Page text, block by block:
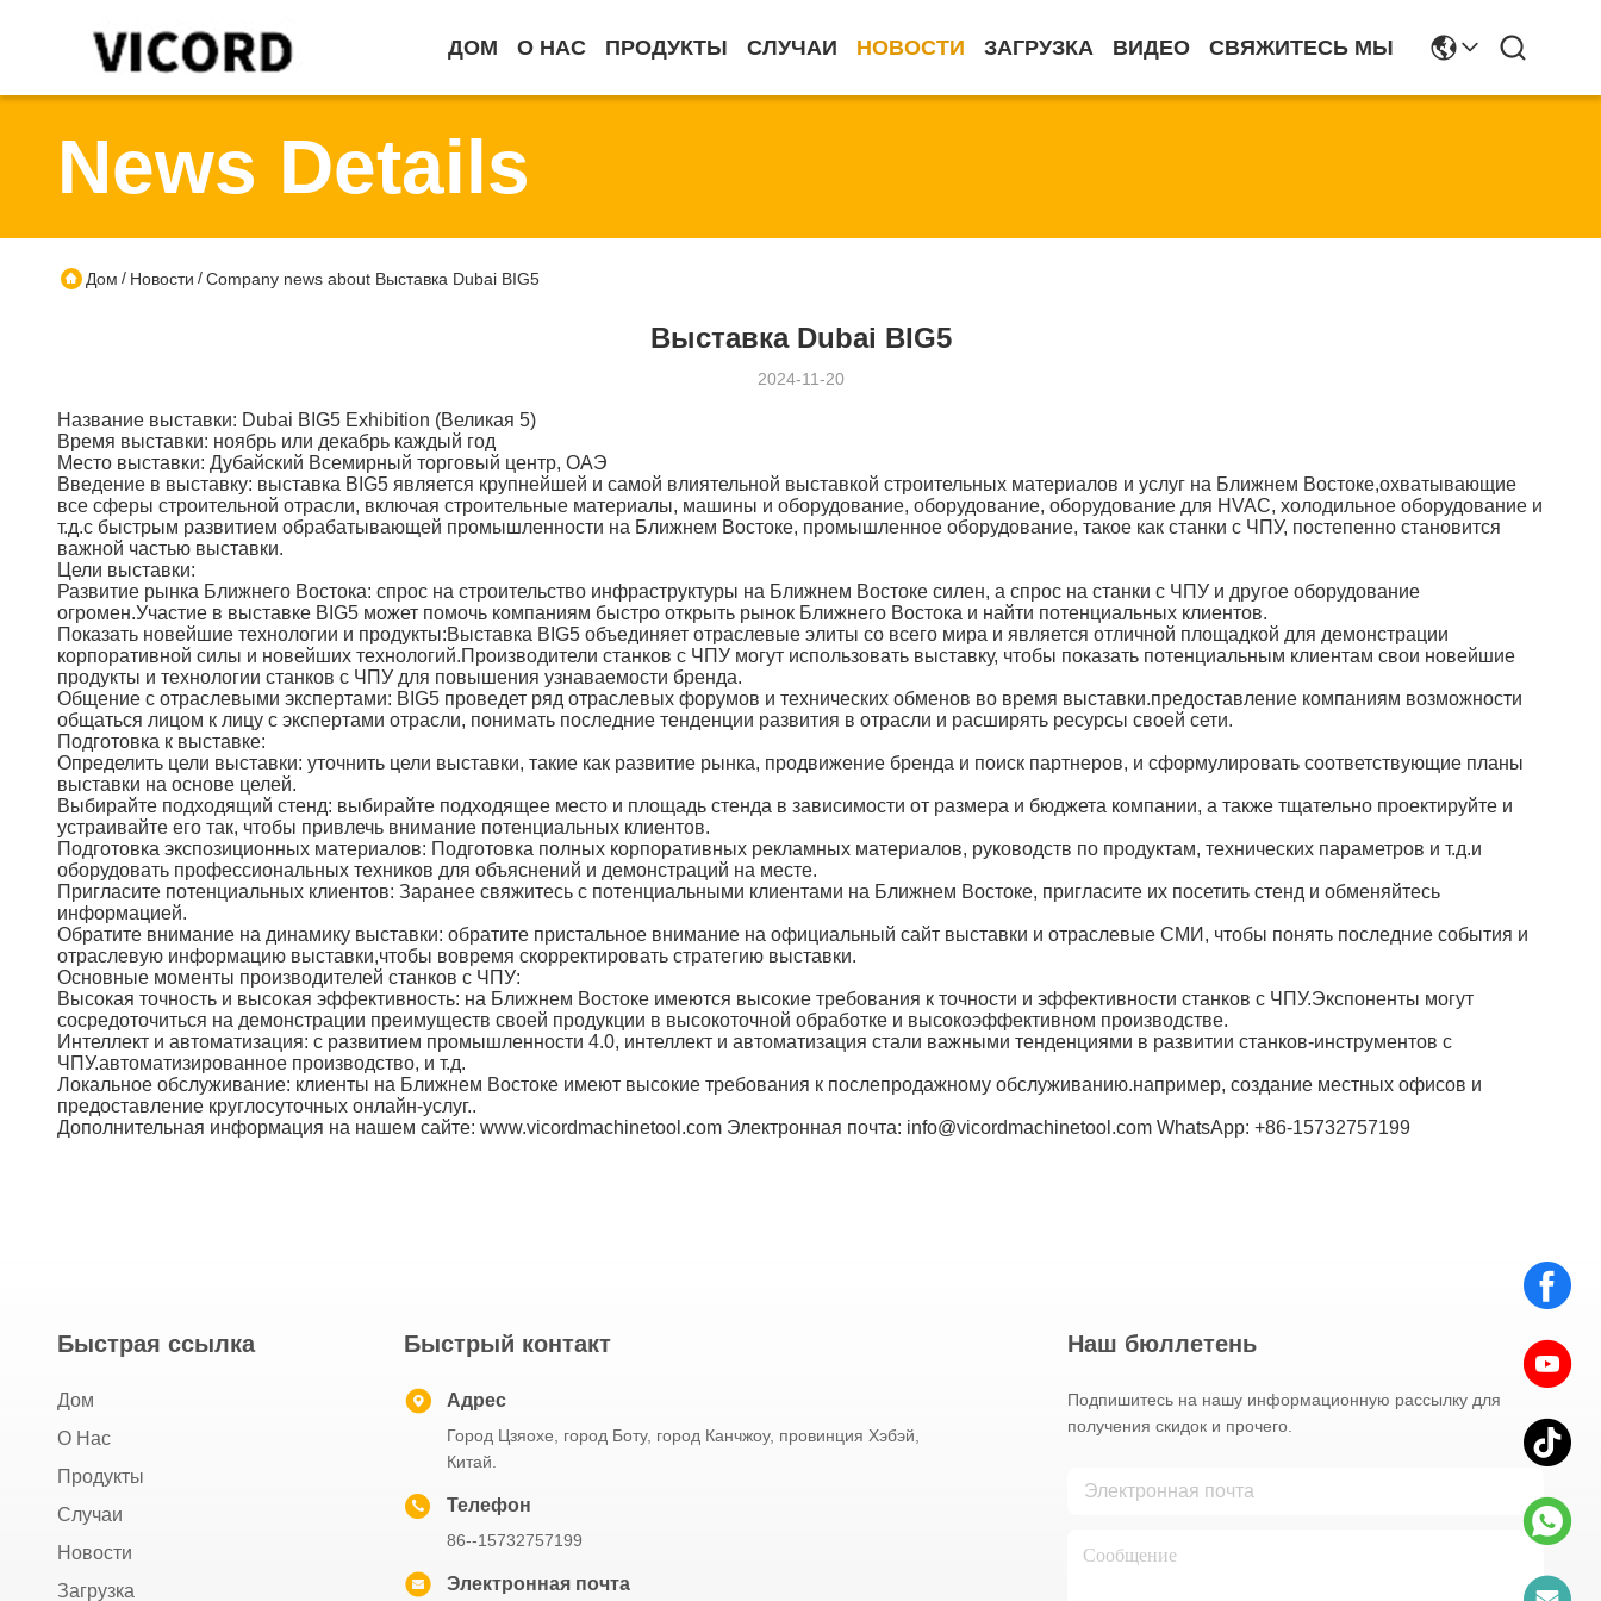
ДОМ О НАС ПРОДУКТЫ СЛУЧАИ НОВОСТИ ЗАГРУЗКА ВИДЕО СВЯЖИТЕСЬ МЫ
News Details
Дом / Новости /Company news about Выставка Dubai BIG5
Выставка Dubai BIG5
2024-11-20
Название выставки: Dubai BIG5 Exhibition (Великая 5)
Время выставки: ноябрь или декабрь каждый год
Место выставки: Дубайский Всемирный торговый центр, ОАЭ
Введение в выставку: выставка BIG5 является крупнейшей и самой влиятельной выставкой строительных материалов и услуг на Ближнем Востоке,охватывающие
все сферы строительной отрасли, включая строительные материалы, машины и оборудование, оборудование, оборудование для HVAC, холодильное оборудование и
т.д.с быстрым развитием обрабатывающей промышленности на Ближнем Востоке, промышленное оборудование, такое как станки с ЧПУ, постепенно становится
важной частью выставки.
Цели выставки:
Развитие рынка Ближнего Востока: спрос на строительство инфраструктуры на Ближнем Востоке силен, а спрос на станки с ЧПУ и другое оборудование
огромен.Участие в выставке BIG5 может помочь компаниям быстро открыть рынок Ближнего Востока и найти потенциальных клиентов.
Показать новейшие технологии и продукты:Выставка BIG5 объединяет отраслевые элиты со всего мира и является отличной площадкой для демонстрации
корпоративной силы и новейших технологий.Производители станков с ЧПУ могут использовать выставку, чтобы показать потенциальным клиентам свои новейшие
продукты и технологии станков с ЧПУ для повышения узнаваемости бренда.
Общение с отраслевыми экспертами: BIG5 проведет ряд отраслевых форумов и технических обменов во время выставки.предоставление компаниям возможности
общаться лицом к лицу с экспертами отрасли, понимать последние тенденции развития в отрасли и расширять ресурсы своей сети.
Подготовка к выставке:
Определить цели выставки: уточнить цели выставки, такие как развитие рынка, продвижение бренда и поиск партнеров, и сформулировать соответствующие планы
выставки на основе целей.
Выбирайте подходящий стенд: выбирайте подходящее место и площадь стенда в зависимости от размера и бюджета компании, а также тщательно проектируйте и
устраивайте его так, чтобы привлечь внимание потенциальных клиентов.
Подготовка экспозиционных материалов: Подготовка полных корпоративных рекламных материалов, руководств по продуктам, технических параметров и т.д.и
оборудовать профессиональных техников для объяснений и демонстраций на месте.
Пригласите потенциальных клиентов: Заранее свяжитесь с потенциальными клиентами на Ближнем Востоке, пригласите их посетить стенд и обменяйтесь
информацией.
Обратите внимание на динамику выставки: обратите пристальное внимание на официальный сайт выставки и отраслевые СМИ, чтобы понять последние события и
отраслевую информацию выставки,чтобы вовремя скорректировать стратегию выставки.
Основные моменты производителей станков с ЧПУ:
Высокая точность и высокая эффективность: на Ближнем Востоке имеются высокие требования к точности и эффективности станков с ЧПУ.Экспоненты могут
сосредоточиться на демонстрации преимуществ своей продукции в высокоточной обработке и высокоэффективном производстве.
Интеллект и автоматизация: с развитием промышленности 4.0, интеллект и автоматизация стали важными тенденциями в развитии станков-инструментов с
ЧПУ.автоматизированное производство, и т.д.
Локальное обслуживание: клиенты на Ближнем Востоке имеют высокие требования к послепродажному обслуживанию.например, создание местных офисов и
предоставление круглосуточных онлайн-услуг..
Дополнительная информация на нашем сайте: www.vicordmachinetool.com Электронная почта: info@vicordmachinetool.com WhatsApp: +86-15732757199
Быстрая ссылка
Дом
О Нас
Продукты
Случаи
Новости
Загрузка
Быстрый контакт
Адрес
Город Цзяохе, город Боту, город Канчжоу, провинция Хэбэй,
Китай.
Телефон
86--15732757199
Электронная почта
Наш бюллетень
Подпишитесь на нашу информационную рассылку для
получения скидок и прочего.